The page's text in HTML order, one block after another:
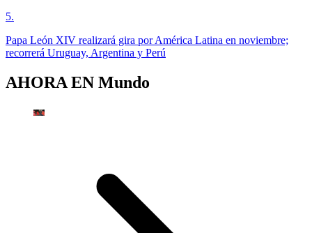
5.
Papa León XIV realizará gira por América Latina en noviembre;
recorrerá Uruguay, Argentina y Perú
AHORA EN Mundo